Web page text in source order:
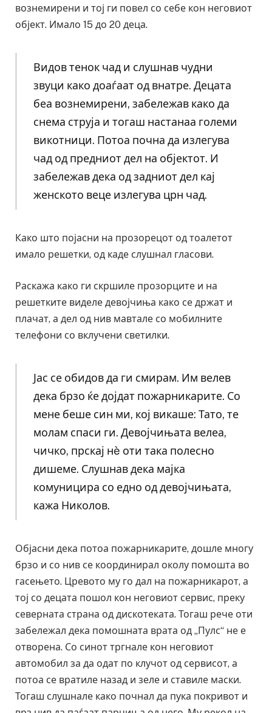
вознемирени и тој ги повел со себе кон неговиот
објект. Имало 15 до 20 деца.
Видов тенок чад и слушнав чудни
звуци како доаѓаат од внатре. Децата
беа вознемирени, забележав како да
снема струја и тогаш настанаа големи
викотници. Потоа почна да излегува
чад од предниот дел на објектот. И
забележав дека од задниот дел кај
женското веце излегува црн чад.
Како што појасни на прозорецот од тоалетот
имало решетки, од каде слушнал гласови.
Раскажа како ги скршиле прозорците и на
решетките виделе девојчиња како се држат и
плачат, а дел од нив мавтале со мобилните
телефони со вклучени светилки.
Јас се обидов да ги смирам. Им велев
дека брзо ќе дојдат пожарникарите. Со
мене беше син ми, кој викаше: Тато, те
молам спаси ги. Девојчињата велеа,
чичко, прскај нè оти така полесно
дишеме. Слушнав дека мајка
комуницира со едно од девојчињата,
кажа Николов.
Објасни дека потоа пожарникарите, дошле многу
брзо и со нив се координирал околу помошта во
гасењето. Цревото му го дал на пожарникарот, а
тој со децата пошол кон неговиот сервис, преку
северната страна од дискотеката. Тогаш рече оти
забележал дека помошната врата од „Пулс“ не е
отворена. Со синот тргнале кон неговиот
автомобил за да одат по клучот од сервисот, а
потоа се вратиле назад и зеле и ставиле маски.
Тогаш слушнале како почнал да пука покривот и